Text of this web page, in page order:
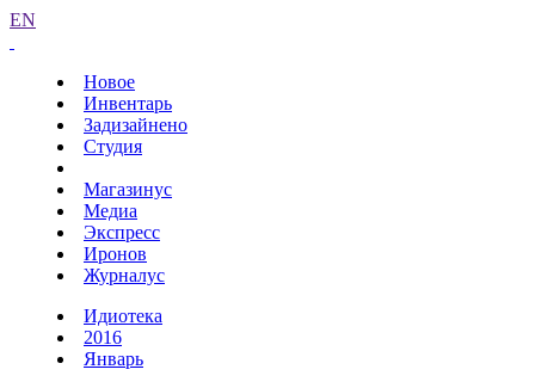
EN
Новое
Инвентарь
Задизайнено
Студия
Магазинус
Медиа
Экспресс
Иронов
Журналус
Идиотека
2016
Январь